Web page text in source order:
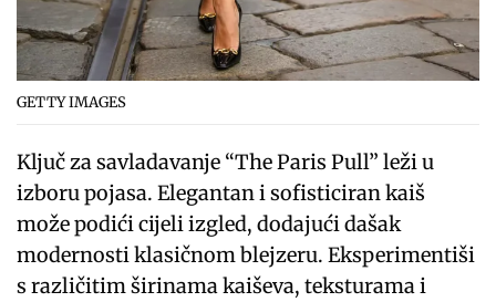
GETTY IMAGES
Ključ za savladavanje “The Paris Pull” leži u
izboru pojasa. Elegantan i sofisticiran kaiš
može podići cijeli izgled, dodajući dašak
modernosti klasičnom blejzeru. Eksperimentiši
s različitim širinama kaiševa, teksturama i